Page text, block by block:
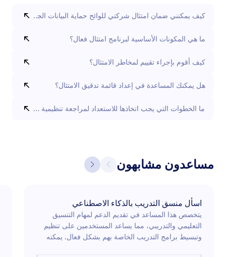
كيف يمكنني ضمان امتثال شركتي للوائح حماية البيانات الجديدة؟
ما هي المكونات الأساسية لبرنامج امتثال فعال؟
كيف أقوم بإجراء تقييم لمخاطر الامتثال؟
هل يمكنك المساعدة في إعداد قائمة تدقيق الامتثال؟
ما الخطوات التي يجب اتخاذها للاستعداد لمراجعة تنظيمية خارجية؟
مساعدون مشابهون
اسأل منسق التدريب بالذكاء الاصطناعي
يتخصص هذا المساعد في تقديم الدعم لمهام التنسيق
التعليمي والتدريبي، مما يساعد المستخدمين على تنظيم
وتبسيط برامج التدريب الخاصة بهم بشكل فعال. يمكنه